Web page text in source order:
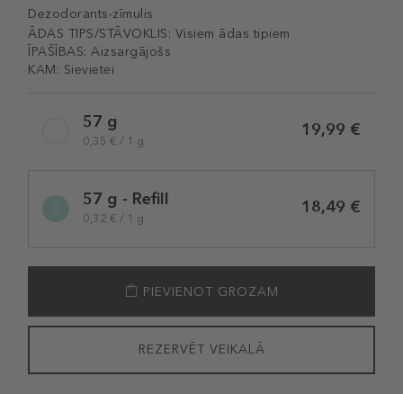
Dezodorants-zīmulis
ĀDAS TIPS/STĀVOKLIS: Visiem ādas tipiem
ĪPAŠĪBAS: Aizsargājošs
KAM: Sievietei
variation57 g
0,35 € / 1 g
19,99 €
57 g - Refill
0,32 € / 1 g
18,49 €
PIEVIENOT GROZAM
REZERVĒT VEIKALĀ